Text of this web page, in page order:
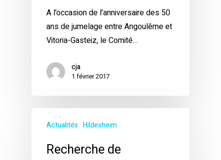
A l’occasion de l’anniversaire des 50
ans de jumelage entre Angoulême et
Vitoria-Gasteiz, le Comité…
cja
1 février 2017
Actualités Hildesheim
Recherche de